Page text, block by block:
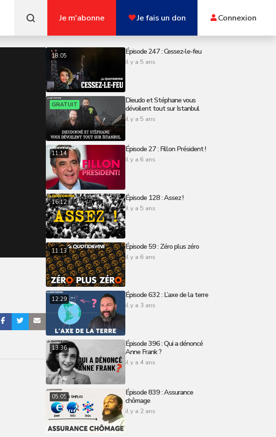
Je m'abonne Je fais un don Connexion
18:05 Épisode 247 : Cessez-le-feu
il y a 5 ans
GRATUIT
Dieudo et Stéphane vous
dévoilent tout sur Istanbul
il y a 5 ans
11:14 Épisode 27 : Fillon Président !
il y a 6 ans
16:12 Épisode 128 : Assez !
il y a 5 ans
11:13 Épisode 59 : Zéro plus zéro
il y a 6 ans
12:29 Épisode 632 : L’axe de la terre
il y a 3 ans
13:36
Épisode 396 : Qui a dénoncé
Anne Frank ?
il y a 4 ans
05:05
Épisode 839 : Assurance
chômage
il y a 2 ans